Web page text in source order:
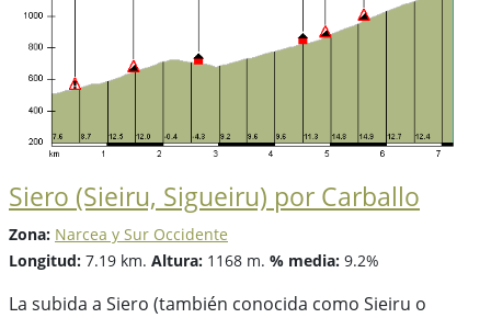
Siero (Sieiru, Sigueiru) por Carballo
Zona: Narcea y Sur Occidente
Longitud: 7.19 km. Altura: 1168 m. % media: 9.2%
La subida a Siero (también conocida como Sieiru o